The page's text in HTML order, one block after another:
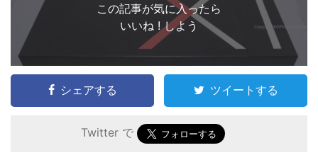
この記事が気に入ったら
いいね ! しよう
シェアする ツイートする
Twitter で